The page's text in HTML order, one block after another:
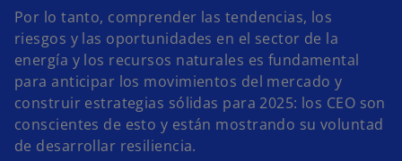
Por lo tanto, comprender las tendencias, los
riesgos y las oportunidades en el sector de la
energía y los recursos naturales es fundamental
para anticipar los movimientos del mercado y
construir estrategias sólidas para 2025: los CEO son
conscientes de esto y están mostrando su voluntad
de desarrollar resiliencia.
s